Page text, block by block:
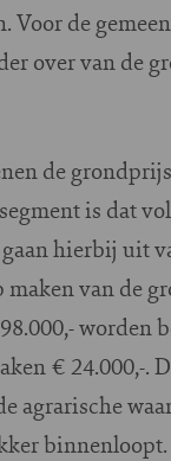
Voor de
over van de
de
is dat
hierbij uit
van de
worden
€ 24.000,-.
agrarische